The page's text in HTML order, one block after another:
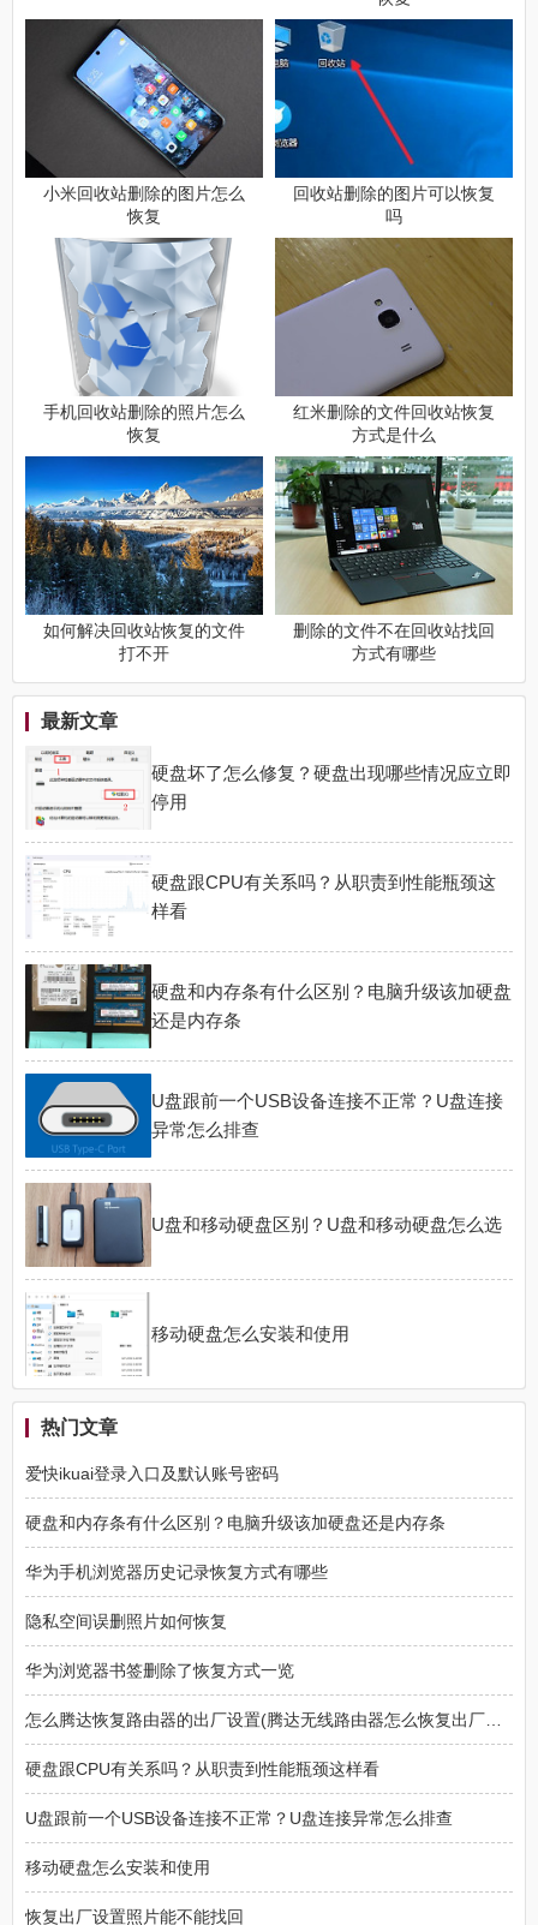
小米回收站删除的图片怎么
恢复
回收站删除的图片可以恢复
吗
手机回收站删除的照片怎么
恢复
红米删除的文件回收站恢复
方式是什么
如何解决回收站恢复的文件
打不开
删除的文件不在回收站找回
方式有哪些
最新文章
硬盘坏了怎么修复？硬盘出现哪些情况应立即
停用
硬盘跟CPU有关系吗？从职责到性能瓶颈这
样看
硬盘和内存条有什么区别？电脑升级该加硬盘
还是内存条
U盘跟前一个USB设备连接不正常？U盘连接
异常怎么排查
U盘和移动硬盘区别？U盘和移动硬盘怎么选
移动硬盘怎么安装和使用
热门文章
爱快ikuai登录入口及默认账号密码
硬盘和内存条有什么区别？电脑升级该加硬盘还是内存条
华为手机浏览器历史记录恢复方式有哪些
隐私空间误删照片如何恢复
华为浏览器书签删除了恢复方式一览
硬盘跟CPU有关系吗？从职责到性能瓶颈这样看
U盘跟前一个USB设备连接不正常？U盘连接异常怎么排查
移动硬盘怎么安装和使用
恢复出厂设置照片能不能找回